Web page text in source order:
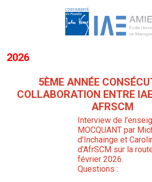
2026
5ÈME ANNÉE
COLLABORATION ENTRE
AFRSCM
Interview de
MOCQUANT par
d’Inchainge et
d’AfrSCM sur la
février 2026.
Questions :